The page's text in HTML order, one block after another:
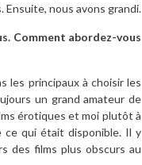
Ensuite, nous avons grandi.
Comment abordez-vous
les principaux à choisir les
un grand amateur de
érotiques et moi plutôt à
ce qui était disponible. Il y
des films plus obscurs au